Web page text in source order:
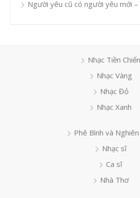
Người yêu cũ có người yêu mới
Nhạc Tiền Chiến
Nhạc Vàng
Nhạc Đỏ
Nhạc Xanh
Phê Bình và
Nhạc sĩ
Ca sĩ
Nhà Thơ